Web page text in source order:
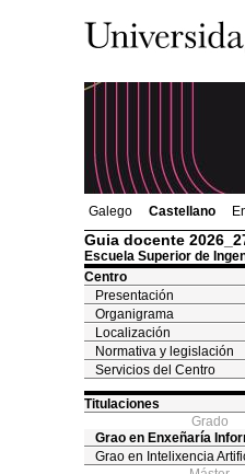
Galego Castellano
Guia docente
Escuela Superior de
Centro
Presentación
Organigrama
Localización
Normativa y legislación
Servicios del Centro
Titulaciones
Grado
Grao en Enxeñaría
Grao en Intelixencia